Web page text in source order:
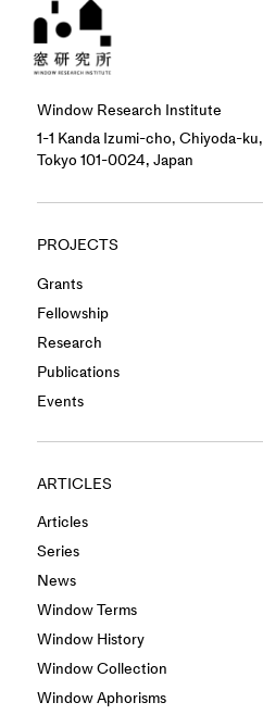
Window Research Institute
1-1 Kanda Izumi-cho, Chiyoda-ku,
Tokyo 101-0024, Japan
PROJECTS
Grants
Fellowship
Research
Publications
Events
ARTICLES
Articles
Series
News
Window Terms
Window History
Window Collection
Window Aphorisms